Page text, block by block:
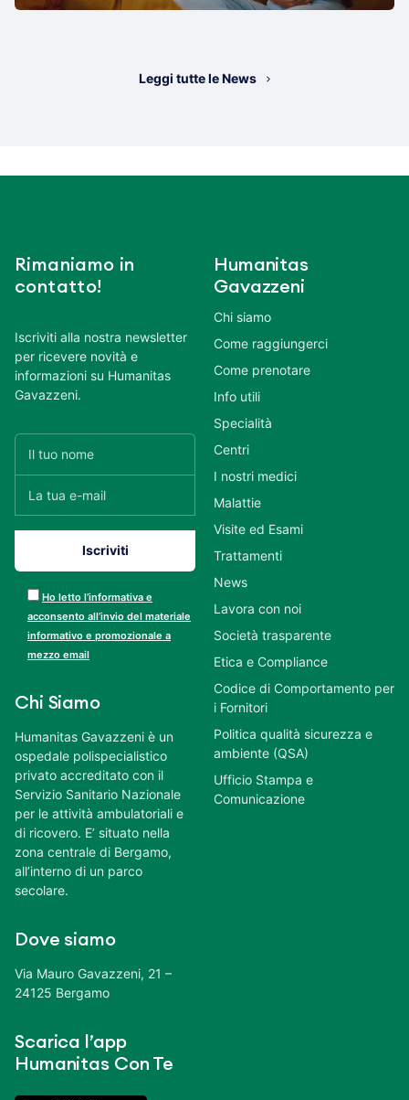
Leggi tutte le News
Rimaniamo in
contatto!
Iscriviti alla nostra newsletter
per ricevere novità e
informazioni su Humanitas
Gavazzeni.
Ho letto l’informativa e
acconsento all’invio del materiale
informativo e promozionale a
mezzo email
Chi Siamo
Humanitas Gavazzeni è un
ospedale polispecialistico
privato accreditato con il
Servizio Sanitario Nazionale
per le attività ambulatoriali e
di ricovero. E’ situato nella
zona centrale di Bergamo,
all’interno di un parco
secolare.
Dove siamo
Via Mauro Gavazzeni, 21 –
24125 Bergamo
Scarica l’app
Humanitas Con Te
Humanitas
Gavazzeni
Chi siamo
Come raggiungerci
Come prenotare
Info utili
Specialità
Centri
I nostri medici
Malattie
Visite ed Esami
Trattamenti
News
Lavora con noi
Società trasparente
Etica e Compliance
Codice di Comportamento per
i Fornitori
Politica qualità sicurezza e
ambiente (QSA)
Ufficio Stampa e
Comunicazione